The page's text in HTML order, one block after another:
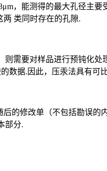
，能测得的最大孔径主
类同时存在的孔隙.
需要对样品进行预钝化
数据.因此，压汞法具有可
的修改单（不包括勘误
部分.